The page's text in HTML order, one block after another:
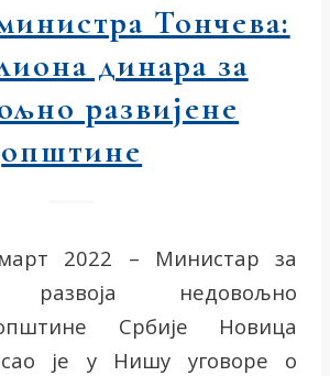
Тончева:
динара за
развијене
општине
2022 – Министар за
развоја недовољно
Србије Новица
је у Нишу уговоре о